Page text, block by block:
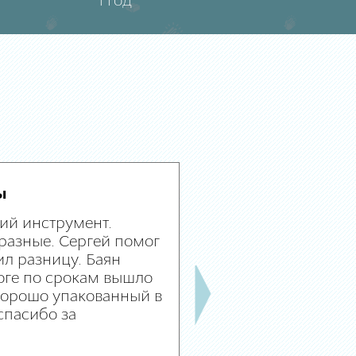
инструмент.
Сергей помог
разницу. Баян
по срокам вышло
упакованный в
за